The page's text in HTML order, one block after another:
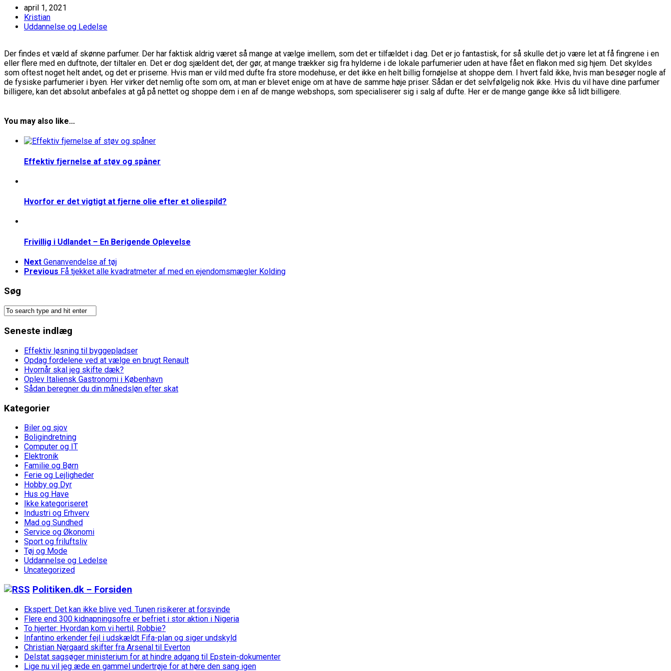
april 1, 2021
Kristian
Uddannelse og Ledelse
Der findes et væld af skønne parfumer. Der har faktisk aldrig været så mange at vælge imellem, som det er tilfældet i dag. Det er jo fantastisk, for så skulle det jo være let at få fingrene i en
eller flere med en duftnote, der tiltaler en. Det er dog sjældent det, der gør, at mange trækker sig fra hylderne i de lokale parfumerier uden at have fået en flakon med sig hjem. Det skyldes
som oftest noget helt andet, og det er priserne. Hvis man er vild med dufte fra store modehuse, er det ikke en helt billig fornøjelse at shoppe dem. I hvert fald ikke, hvis man besøger nogle af
de fysiske parfumerier i byen. Her virker det nemlig ofte som om, at man er blevet enige om at have de samme høje priser. Sådan er det selvfølgelig nok ikke. Hvis du vil have dine parfumer
billigere, kan det absolut anbefales at gå på nettet og shoppe dem i en af de mange webshops, som specialiserer sig i salg af dufte. Her er de mange gange ikke så lidt billigere.
You may also like...
Effektiv fjernelse af støv og spåner
Hvorfor er det vigtigt at fjerne olie efter et oliespild?
Frivillig i Udlandet – En Berigende Oplevelse
Next Genanvendelse af tøj
Previous Få tjekket alle kvadratmeter af med en ejendomsmægler Kolding
Søg
Seneste indlæg
Effektiv løsning til byggepladser
Opdag fordelene ved at vælge en brugt Renault
Hvornår skal jeg skifte dæk?
Oplev Italiensk Gastronomi i København
Sådan beregner du din månedsløn efter skat
Kategorier
Biler og sjov
Boligindretning
Computer og IT
Elektronik
Familie og Børn
Ferie og Lejligheder
Hobby og Dyr
Hus og Have
Ikke kategoriseret
Industri og Erhverv
Mad og Sundhed
Service og Økonomi
Sport og friluftsliv
Tøj og Mode
Uddannelse og Ledelse
Uncategorized
Politiken.dk – Forsiden
Ekspert: Det kan ikke blive ved. Tunen risikerer at forsvinde
Flere end 300 kidnapningsofre er befriet i stor aktion i Nigeria
To hjerter: Hvordan kom vi hertil, Robbie?
Infantino erkender fejl i udskældt Fifa-plan og siger undskyld
Christian Nørgaard skifter fra Arsenal til Everton
Delstat sagsøger ministerium for at hindre adgang til Epstein-dokumenter
Lige nu vil jeg æde en gammel undertrøje for at høre den sang igen